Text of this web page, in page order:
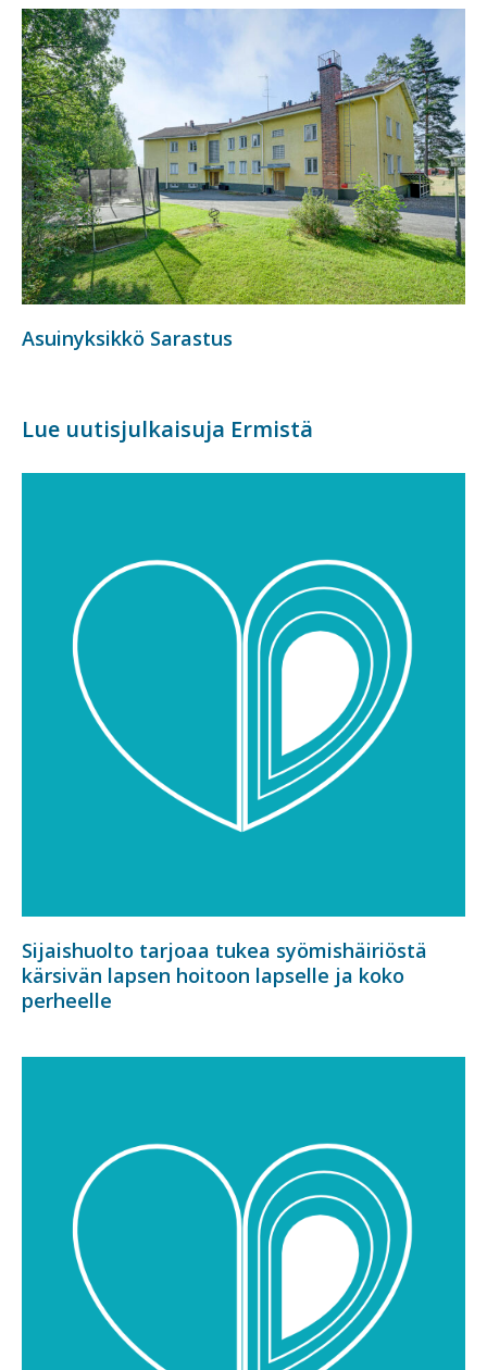
Asuinyksikkö Sarastus
Lue uutisjulkaisuja Ermistä
Sijaishuolto tarjoaa tukea syömishäiriöstä
kärsivän lapsen hoitoon lapselle ja koko
perheelle